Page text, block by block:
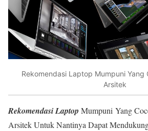
Rekomendasi Laptop Mumpuni Yang
Arsitek
Rekomendasi Laptop Mumpuni Yang
Arsitek Untuk Nantinya Dapat